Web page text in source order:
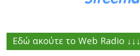
Εδώ ακούτε το Web Radio ↓↓↓